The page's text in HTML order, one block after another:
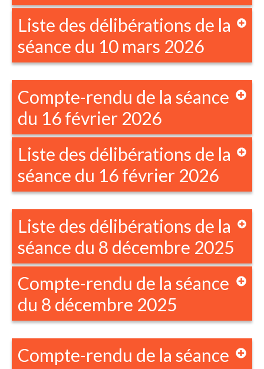
Liste des délibérations de la
séance du 10 mars 2026
Compte-rendu de la séance
du 16 février 2026
Liste des délibérations de la
séance du 16 février 2026
Liste des délibérations de la
séance du 8 décembre 2025
Compte-rendu de la séance
du 8 décembre 2025
Compte-rendu de la séance